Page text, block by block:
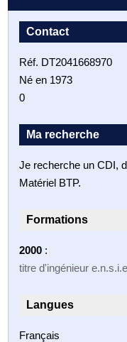
Contact
Réf. DT2041668970
Né en 1973
0
Ma recherche
Je recherche un CDI,
Matériel BTP.
Formations
2000 :
titre d'ingénieur
Langues
Français